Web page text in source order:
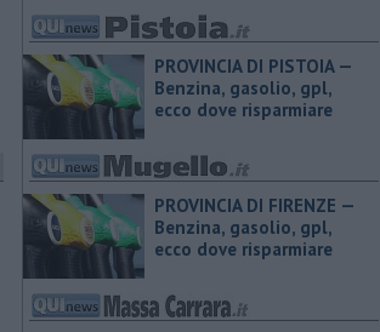
PROVINCIA DI PISTOIA — ​
Benzina, gasolio, gpl,
ecco dove risparmiare
PROVINCIA DI FIRENZE — ​
Benzina, gasolio, gpl,
ecco dove risparmiare